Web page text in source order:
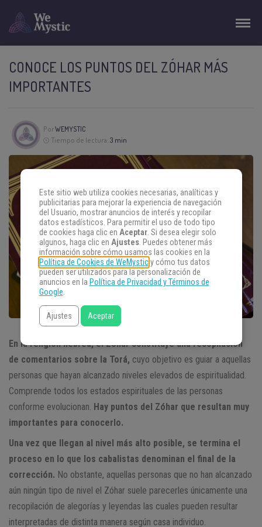
CONOCE LOS PUNTOS DEL ZÓHAR MÁS
IMPORTANTES
PorWEMYSTIC
Tiempo de lectura: 3 min
En la religión hebrea, el Zóhar constituye una recopilación
de comentarios sobre la Torá, cuyo objetivo es guiar a aquellas
personas que hayan alcanzado niveles elevados de espiritualidad.
Comprende todos los estados espirituales de las personas
conforme evolucionan. Hay puntos del Zóhar que resultan muy
importantes para conocerlo.
Una vez que llegan al nivel más alto posible, se termina el
proceso en lo que los cabalistas denominan el final de la
corrección. No obstante, aquellas personas que no han alcanzado
aún ningún tipo de nivel el Zóhar suele parecerles únicamente una
recopilación de alegorías y leyendas las cuales pueden resultar
interpretadas de distinta manera según casa individuo.
Este sitio web utiliza cookies necesarias, analíticas y
publicitarias para mejorar la experiencia de navegación
del Usuario, mostrar anuncios de interés y recopilar
datos estadísticos. Para permitir el uso de todo tipo
de cookies haga clic en Aceptar. Si desea elegir solo
algunos, haga clic en Ajustes. Puedes obtener más
información sobre cómo usamos las cookies en la
Política de Cookies de WeMysticy cómo tus datos
pueden ser utilizados para la personalización de
anuncios en la Política de Privacidad y Términos de
Google.
Ajustes Aceptar